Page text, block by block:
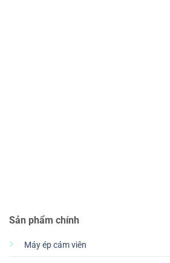
Sản phẩm chính
Máy ép cám viên